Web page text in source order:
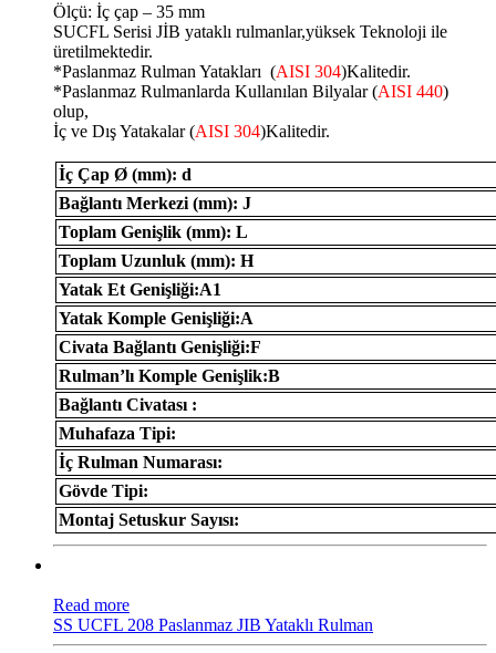
Ölçü: İç çap – 35 mm
SUCFL Serisi JİB ​​yataklı rulmanlar,yüksek Teknoloji ile
üretilmektedir.
*Paslanmaz Rulman Yatakları (AISI 304)Kalitedir.
*Paslanmaz Rulmanlarda Kullanılan Bilyalar (AISI 440)
olup,
İç ve Dış Yatakalar (AISI 304)Kalitedir.
İç Çap Ø (mm): d
Bağlantı Merkezi (mm): J
Toplam Genişlik (mm): L
Toplam Uzunluk (mm): H
Yatak Et Genişliği:A1
Yatak Komple Genişliği:A
Civata Bağlantı Genişliği:F
Rulman’lı Komple Genişlik:B
Bağlantı Civatası :
Muhafaza Tipi:
İç Rulman Numarası:
Gövde Tipi:
Montaj Setuskur Sayısı:
Read more
SS UCFL 208 Paslanmaz JIB Yataklı Rulman